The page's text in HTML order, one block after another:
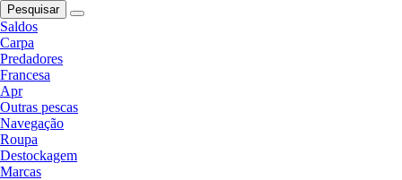
Pesquisar
Saldos
Carpa
Predadores
Francesa
Apr
Outras pescas
Navegação
Roupa
Destockagem
Marcas